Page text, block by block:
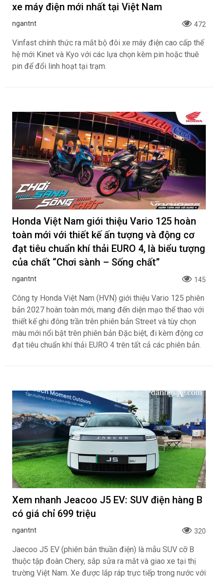
xe máy điện mới nhất tại Việt Nam
ngantnt 472
Vinfast chính thức ra mắt bộ đôi xe máy điện cao cấp thế
hệ mới Kinet và Kyo với các lựa chọn kèm pin hoặc thuê
pin để đổi linh hoạt tại trạm.
Honda Việt Nam giới thiệu Vario 125 hoàn
toàn mới với thiết kế ấn tượng và động cơ
đạt tiêu chuẩn khí thải EURO 4, là biểu tượng
của chất “Chơi sành – Sống chất”
ngantnt 145
Công ty Honda Việt Nam (HVN) giới thiệu Vario 125 phiên
bản 2027 hoàn toàn mới, mang đến diện mạo thể thao với
thiết kế ghi đông trần trên phiên bản Street và tùy chọn
màu mới nổi bật trên phiên bản Đặc biệt, đi kèm động cơ
đạt tiêu chuẩn khí thải EURO 4 trên tất cả các phiên bản.
Xem nhanh Jeacoo J5 EV: SUV điện hàng B
có giá chỉ 699 triệu
ngantnt 320
Jaecoo J5 EV (phiên bản thuần điện) là mẫu SUV cỡ B
thuộc tập đoàn Chery, sắp sửa ra mắt và giao xe tại thị
trường Việt Nam. Xe được lắp ráp trực tiếp trong nước với